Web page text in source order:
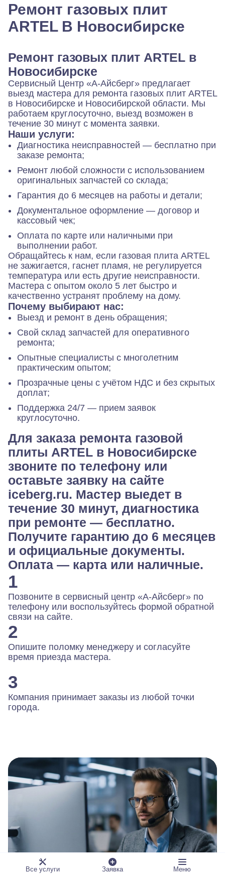
Ремонт газовых плит
ARTEL В Новосибирске
Ремонт газовых плит ARTEL в
Новосибирске
Сервисный Центр «А‑Айсберг» предлагает
выезд мастера для ремонта газовых плит ARTEL
в Новосибирске и Новосибирской области. Мы
работаем круглосуточно, выезд возможен в
течение 30 минут с момента заявки.
Наши услуги:
Диагностика неисправностей — бесплатно при
заказе ремонта;
Ремонт любой сложности с использованием
оригинальных запчастей со склада;
Гарантия до 6 месяцев на работы и детали;
Документальное оформление — договор и
кассовый чек;
Оплата по карте или наличными при
выполнении работ.
Обращайтесь к нам, если газовая плита ARTEL
не зажигается, гаснет пламя, не регулируется
температура или есть другие неисправности.
Мастера с опытом около 5 лет быстро и
качественно устранят проблему на дому.
Почему выбирают нас:
Выезд и ремонт в день обращения;
Свой склад запчастей для оперативного
ремонта;
Опытные специалисты с многолетним
практическим опытом;
Прозрачные цены с учётом НДС и без скрытых
доплат;
Поддержка 24/7 — прием заявок
круглосуточно.
Для заказа ремонта газовой
плиты ARTEL в Новосибирске
звоните по телефону или
оставьте заявку на сайте
iceberg.ru. Мастер выедет в
течение 30 минут, диагностика
при ремонте — бесплатно.
Получите гарантию до 6 месяцев
и официальные документы.
Оплата — карта или наличные.
1
Позвоните в сервисный центр «А-Айсберг» по
телефону или воспользуйтесь формой обратной
связи на сайте.
2
Опишите поломку менеджеру и согласуйте
время приезда мастера.
3
Компания принимает заказы из любой точки
города.
Все услуги Заявка Меню